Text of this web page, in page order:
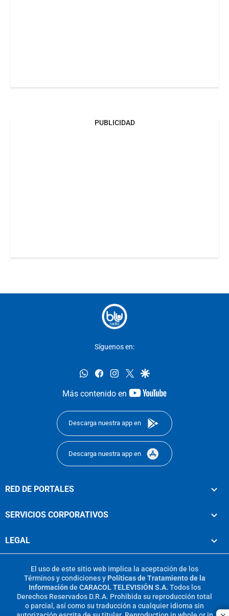
PUBLICIDAD
Síguenos en:
whatsappfacebookinstagram
twittergoogle
Más contenido en
youtube-
Descarga nuestra app en
Descarga nuestra app en
RED DE PORTALES
SERVICIOS CORPORATIVOS
LEGAL
El uso de este sitio web implica la aceptación de los
Términos y condicionesy Políticas de Tratamiento de la
Información de CARACOL TELEVISIÓN S.A. Todos los
Derechos Reservados D.R.A. Prohibida su reproducción total
o parcial, así como su traducción a cualquier idioma sin